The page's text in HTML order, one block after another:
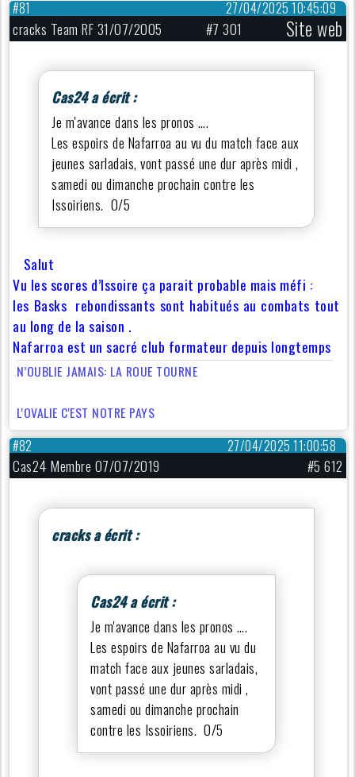
27/04/2025 10:45:09
#81
cracks Team RF 31/07/2005 #7 301 Site web
Cas24 a écrit :
Je m'avance dans les pronos ….
Les espoirs de Nafarroa au vu du match face aux
jeunes sarladais, vont passé une dur après midi ,
samedi ou dimanche prochain contre les
Issoiriens. 0/5
Salut
Vu les scores d’Issoire ça parait probable mais méfi :
les Basks rebondissants sont habitués au combats tout
au long de la saison .
Nafarroa est un sacré club formateur depuis longtemps
N’OUBLIE JAMAIS: LA ROUE TOURNE
L'OVALIE C'EST NOTRE PAYS
27/04/2025 11:00:58
#82
Cas24 Membre 07/07/2019 #5 612
cracks a écrit :
Cas24 a écrit :
Je m'avance dans les pronos ….
Les espoirs de Nafarroa au vu du
match face aux jeunes sarladais,
vont passé une dur après midi ,
samedi ou dimanche prochain
contre les Issoiriens. 0/5